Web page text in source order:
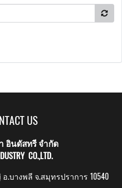
US
อินดัสทรี จำกัด
CO.,LTD.
.บางพลี จ.สมุทรปราการ 10540